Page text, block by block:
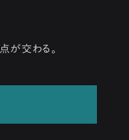
が交わる。